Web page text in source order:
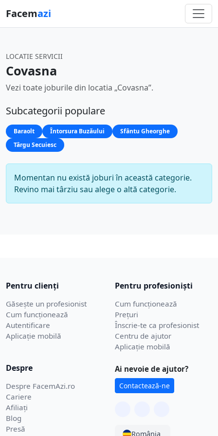
Facemazi
LOCATIE SERVICII
Covasna
Vezi toate joburile din locatia „Covasna”.
Subcategorii populare
Baraolt Întorsura Buzăului
Sfântu Gheorghe
Târgu Secuiesc
Momentan nu există joburi în această categorie.
Revino mai târziu sau alege o altă categorie.
Pentru clienți
Găsește un profesionist
Cum funcționează
Autentificare
Aplicație mobilă
Pentru profesioniști
Cum funcționează
Prețuri
Înscrie-te ca profesionist
Centru de ajutor
Aplicație mobilă
Despre
Despre FacemAzi.ro
Cariere
Afiliați
Blog
Presă
Ai nevoie de ajutor?
Contactează-ne
România